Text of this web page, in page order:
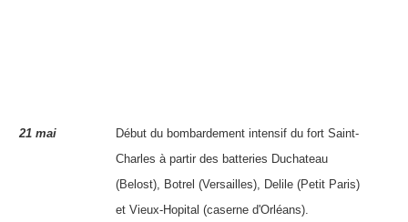
21 mai
Début du bombardement intensif du fort Saint-
Charles à partir des batteries Duchateau
(Belost), Botrel (Versailles), Delile (Petit Paris)
et Vieux-Hopital (caserne d'Orléans).